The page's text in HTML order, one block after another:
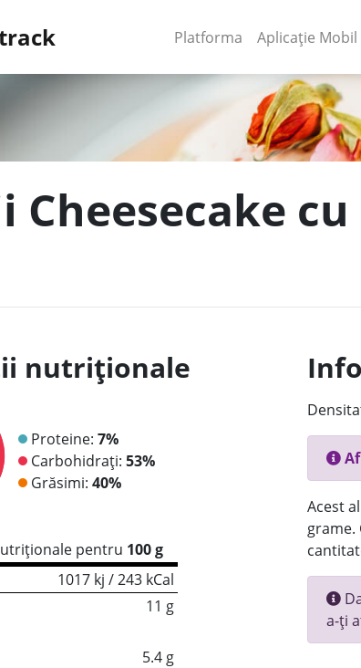
Platforma (current)
Aplicație Mobil
Cheesecake
nutriționale
Proteine: 7%
Carbohidrați: 53%
Grăsimi: 40%
pentru 100 g
1017 kj / 243 kCal
11 g
5.4 g
Acest
grame.
a-ți